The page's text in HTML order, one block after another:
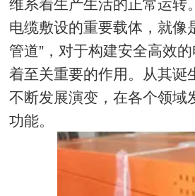
维系着生产生活的正常运转
电缆敷设的重要载体，就像
管道”，对于构建安全高效
着至关重要的作用。从其诞
不断发展演变，在各个领域
功能。